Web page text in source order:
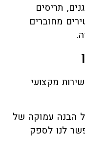
תריסים
מחוברים
מקצועי
הבנה עמוקה של
לנו לספק